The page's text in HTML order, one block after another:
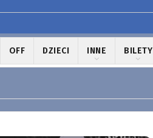
OFF DZIECI INNE BILETY